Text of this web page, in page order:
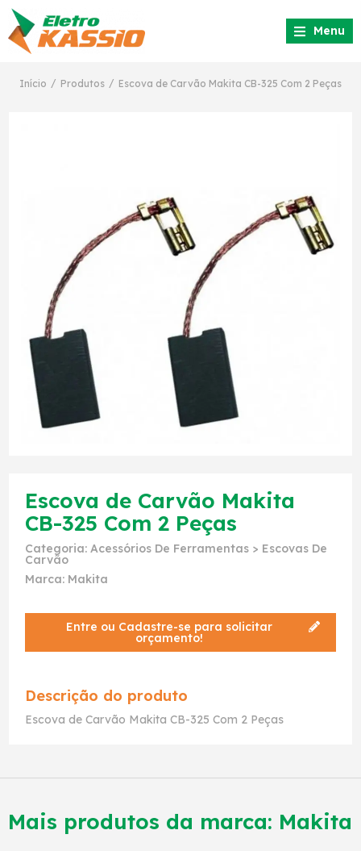
Menu
Início / Produtos / Escova de Carvão Makita CB-325 Com 2 Peças
Escova de Carvão Makita
CB-325 Com 2 Peças
Categoria: Acessórios De Ferramentas > Escovas De
Carvão
Marca: Makita
Entre ou Cadastre-se para solicitar
orçamento!
Descrição do produto
Escova de Carvão Makita CB-325 Com 2 Peças
Mais produtos da marca: Makita